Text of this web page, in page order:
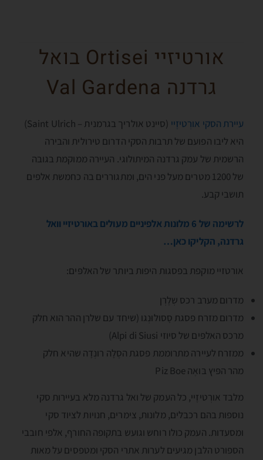
אורטיזיי Ortisei בואל
גרדנה Val Gardena
עיירת הסקי אורְטיזֶיי
(סיינט אולריך בגרמנית – Saint Ulrich)
היא ליבו הפועם של תרבות הסקי הדרום טירולית והבירה
הרשמית של עמק גרדנה המיתולוגי. העיירה ממוקמת בגובה
של 1200 מטרים מעל פני הים, ומתגוררים בה כחמשת אלפים
תושבי קבע.
לרשימה של 6 מלונות אלפיניים מעולים באורטיזיי וואל
גרדנה, הקליקו כאן…
אורטזיי מוקפת בפסגות היפות ביותר של האלפּים:
מדרום מערב רכס שְלֶרְן
מדרום מזרח פסגת סָסולוּנְגו (שיחד עם שלרן ההר הוא חלק
מרכס האלפּים של סיוזי Alpi di Siusi)
ממזרח לעיירה מתרוממת פסגת הסֶלָה רונְדָה שהיא חלק
מהר הפּיץ בּואֶה Piz Boe
מלבד אורְטיזֶיי, כל העמק של ואל גרדנה מלא בעיירות סקי
נוספות בהם רכבלים, מלונות, צימרים, חנויות לציוד סקי
ומסעדות. העמק כולו רוחש וגועש בתקופה החורף, אלפי חובבי
הספורט הלבן מגיעים לערות אתרי הסקי ומטפסים על מאות